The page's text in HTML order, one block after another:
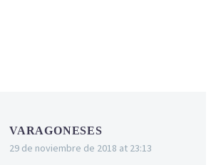
VARAGONESES
29 de noviembre de 2018 at 23:13